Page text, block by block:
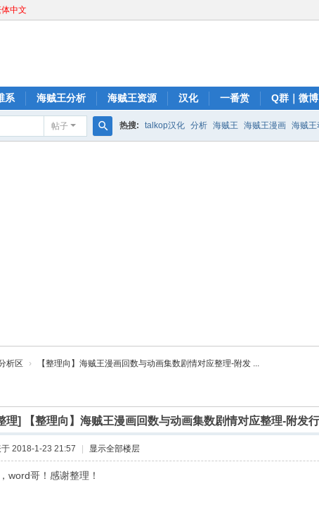
中文
系 海贼王分析 海贼王资源 汉化 一番赏 Q群｜微
帖子
搜
热搜: talkop汉化 分析 海贼王 海贼王漫画 海贼王
析区 › 【整理向】海贼王漫画回数与动画集数剧情对应整理-附发 ...
理] 【整理向】海贼王漫画回数与动画集数剧情对应整理-附发
于 2018-1-23 21:57 显示全部楼层
word哥！感谢整理！